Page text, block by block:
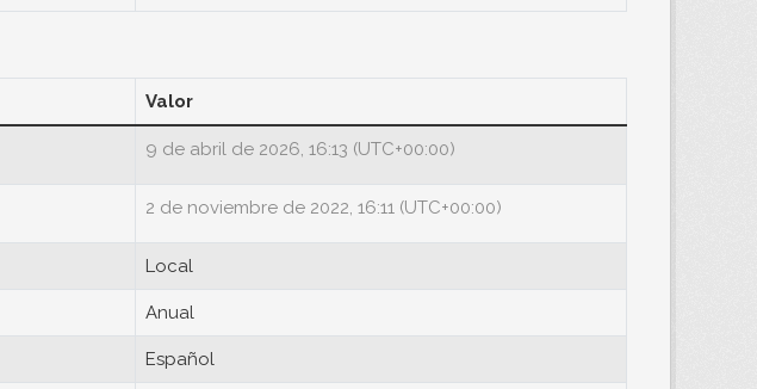
Valor
9 de abril de 2026, 16:13 (UTC+00:00)
2 de noviembre de 2022, 16:11 (UTC+00:00)
Local
Anual
Español